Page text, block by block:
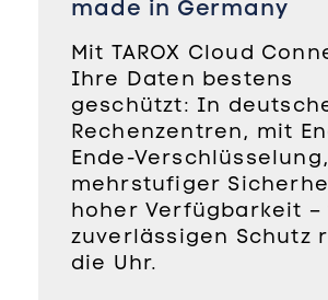
made in Germany
Mit TAROX Cloud
Ihre Daten bestens
geschützt: In
Rechenzentren, mit
Ende-Verschlüsselung,
mehrstufiger
hoher Verfügbarkeit
zuverlässigen Schutz
die Uhr.